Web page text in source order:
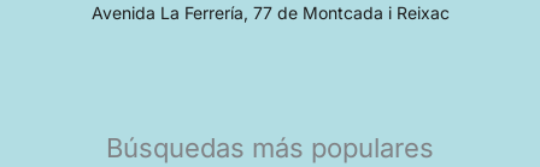
Avenida La Ferrería, 77 de Montcada i Reixac
Búsquedas más populares